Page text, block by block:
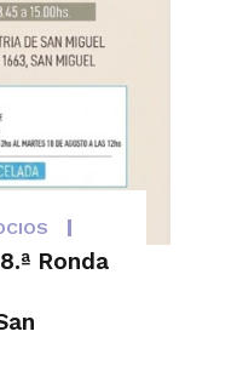
Ronda